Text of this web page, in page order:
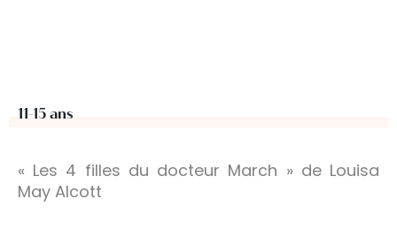
11-15 ans
« Les 4 filles du docteur March » de Louisa
May Alcott